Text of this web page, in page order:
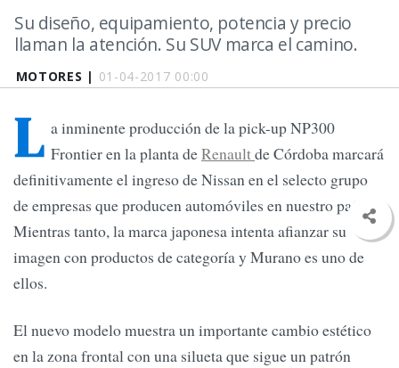
MOTORES | 01-04-2017 00:00
Su diseño, equipamiento, potencia y precio
llaman la atención. Su SUV marca el camino.
L a inminente producción de la pick-up NP300
Frontier en la planta deRenaultde Córdoba marcará
definitivamente el ingreso de Nissan en el selecto grupo
de empresas que producen automóviles en nuestro país.
Mientras tanto, la marca japonesa intenta afianzar su
imagen con productos de categoría y Murano es uno de
ellos.
El nuevo modelo muestra un importante cambio estético
en la zona frontal con una silueta que sigue un patrón